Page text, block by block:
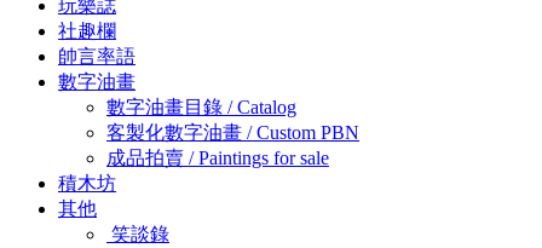
玩樂誌
社趣欄
帥言率語
數字油畫
數字油畫目錄 / Catalog
客製化數字油畫 / Custom PBN
成品拍賣 / Paintings for sale
積木坊
其他
笑談錄